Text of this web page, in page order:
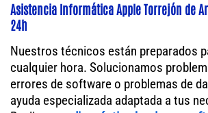
Asistencia Informática Apple Torrejón de
24h
Nuestros técnicos están preparados
cualquier hora. Solucionamos
errores de software o problemas de
ayuda especializada adaptada a tus